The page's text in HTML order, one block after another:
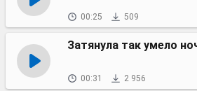
00:25 509
Затянула так умело
00:31 2 956